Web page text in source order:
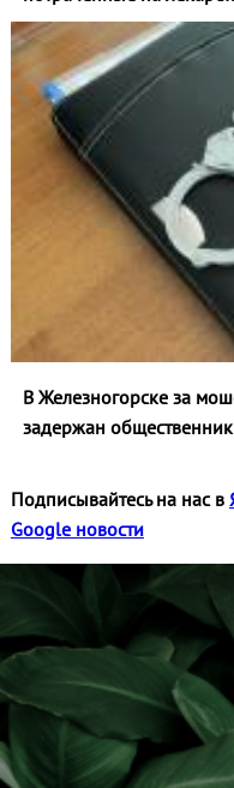
В Железногорске за
задержан общественник
Подписывайтесь на нас в
Google новости